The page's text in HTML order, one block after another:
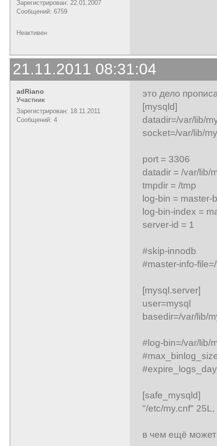
Зарегистрирован: 22.01.2007
Сообщений: 6759
Неактивен
21.11.2011 08:31:04
adRiano
Участник
Зарегистрирован: 18.11.2011
Сообщений: 4
это дело
[mysqld]
datadir=/var/lib/
socket=/var/lib/
port = 3306
datadir = /var/lib/
tmpdir = /tmp
log-bin = master-
log-bin-index =
server-id = 1
#skip-innodb
#master-info-
[mysql.server]
user=mysql
basedir=/var/lib/
#log-bin=/var/lib/
[safe_mysqld]
"/etc/my.cnf"
в чем ещё